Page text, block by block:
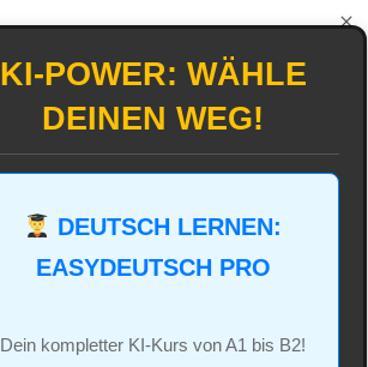
KI-POWER: WÄHLE
DEINEN WEG!
DEUTSCH LERNEN:
EASYDEUTSCH PRO
Dein kompletter KI-Kurs von A1 bis B2!